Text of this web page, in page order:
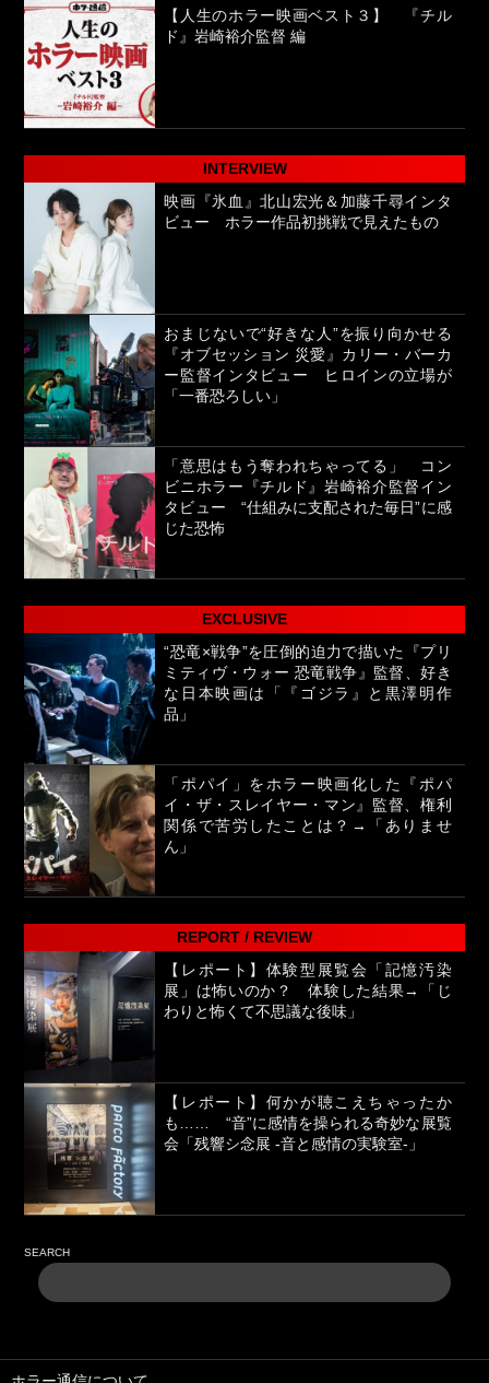
【人生のホラー映画ベスト３】 『チル
ド』岩崎裕介監督 編
INTERVIEW
映画『氷血』北山宏光＆加藤千尋インタ
ビュー ホラー作品初挑戦で見えたもの
おまじないで“好きな人”を振り向かせる
『オブセッション 災愛』カリー・バーカ
ー監督インタビュー ヒロインの立場が
「一番恐ろしい」
「意思はもう奪われちゃってる」 コン
ビニホラー『チルド』岩崎裕介監督イン
タビュー “仕組みに支配された毎日”に感
じた恐怖
EXCLUSIVE
“恐竜×戦争”を圧倒的迫力で描いた『プリ
ミティヴ・ウォー 恐竜戦争』監督、好き
な日本映画は「『ゴジラ』と黒澤明作
品」
「ポパイ」をホラー映画化した『ポパ
イ・ザ・スレイヤー・マン』監督、権利
関係で苦労したことは？→「ありませ
ん」
REPORT / REVIEW
【レポート】体験型展覧会「記憶汚染
展」は怖いのか？ 体験した結果→「じ
わりと怖くて不思議な後味」
【レポート】何かが聴こえちゃったか
も…… “音”に感情を操られる奇妙な展覧
会「残響シ念展 -⾳と感情の実験室-」
SEARCH